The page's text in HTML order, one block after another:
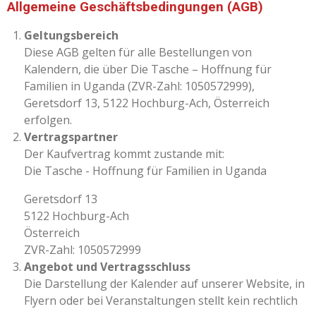
Allgemeine Geschäftsbedingungen (AGB)
Geltungsbereich
Diese AGB gelten für alle Bestellungen von
Kalendern, die über Die Tasche – Hoffnung für
Familien in Uganda (ZVR-Zahl: 1050572999),
Geretsdorf 13, 5122 Hochburg-Ach, Österreich
erfolgen.
Vertragspartner
Der Kaufvertrag kommt zustande mit:
Die Tasche - Hoffnung für Familien in Uganda
Geretsdorf 13
5122 Hochburg-Ach
Österreich
ZVR-Zahl: 1050572999
Angebot und Vertragsschluss
Die Darstellung der Kalender auf unserer Website, in
Flyern oder bei Veranstaltungen stellt kein rechtlich